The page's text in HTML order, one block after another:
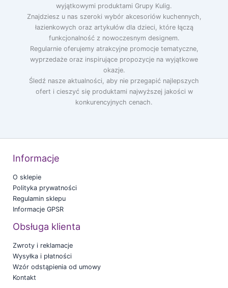
wyjątkowymi produktami Grupy Kulig.
Znajdziesz u nas szeroki wybór akcesoriów kuchennych,
łazienkowych oraz artykułów dla dzieci, które łączą
funkcjonalność z nowoczesnym designem.
Regularnie oferujemy atrakcyjne promocje tematyczne,
wyprzedaże oraz inspirujące propozycje na wyjątkowe
okazje.
Śledź nasze aktualności, aby nie przegapić najlepszych
ofert i cieszyć się produktami najwyższej jakości w
konkurencyjnych cenach.
Informacje
O sklepie
Polityka prywatności
Regulamin sklepu
Informacje GPSR
Obsługa klienta
Zwroty i reklamacje
Wysyłka i płatności
Wzór odstąpienia od umowy
Kontakt